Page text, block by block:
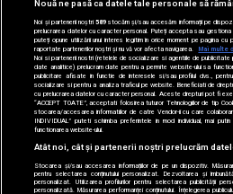
Nouă ne pasă ca datele tale personale să
Noi și partenerii noștri589stocăm și/sau accesăm informații pe
prelucrarea datelor cu caracter personal. Puteți accepta sau
puteți opune utilizării unui interes legitim în orice moment pe pagina
raportate partenerilor noștri și nu vă vor afecta navigarea.
Mai multe
Noi si partenerii nostri (retelele de socializare si agentiile de publicitate
date analitice) prelucram date pentru a permite website-ului sa
publicitare afisate in functie de interesele si/sau profilul dvs.,
socializare si pentru a analiza traficul pe website. Beneficiati de
cu prelucrarea datelor cu caracter personal. Aceste drepturi pot fi
“ACCEPT TOATE”, acceptati folosirea tuturor Tehnologiilor de tip
stocarea/accesarea informatiilor de catre Vendor-ii cu care
INDIVIDUAL” puteti schimba preferintele in mod individual, mai
functionarea website-ului.
Atât noi, cât și partenerii noștri prelucrăm
Stocarea și/sau accesarea informațiilor de pe un dispozitiv.
pentru selectarea conținutului personalizat. Dezvoltarea și
personalizat. Utilizarea profilurilor pentru selectarea publicității
personalizată. Măsurarea performanței conținutului. Înțelegerea